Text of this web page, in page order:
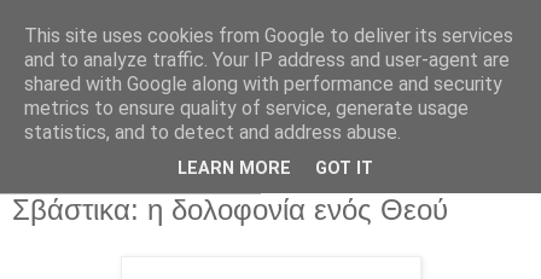
Σβάστικα: η δολοφονία ενός Θεού
This site uses cookies from Google to deliver its services
and to analyze traffic. Your IP address and user-agent are
shared with Google along with performance and security
metrics to ensure quality of service, generate usage
statistics, and to detect and address abuse.
LEARN MORE GOT IT